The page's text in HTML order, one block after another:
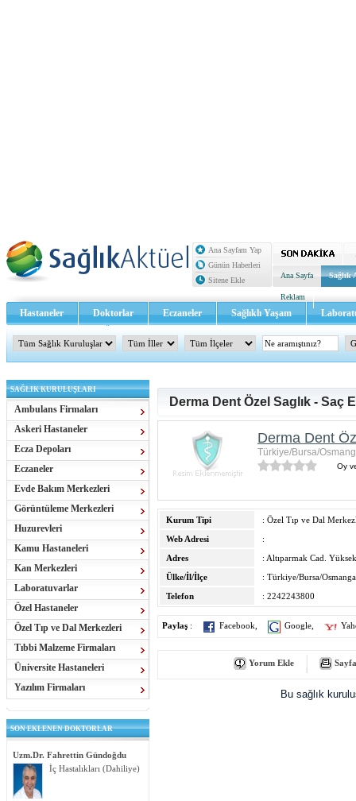
Ana Sayfam Yap
Günün Haberleri
Sitene Ekle
Ana Sayfa Sağlık
Reklam
Hastaneler Doktorlar Eczaneler Sağlıklı Yaşam
Sağlık TV - Video İletişim
SAĞLIK KURULUŞLARI
Ambulans Firmaları
Askeri Hastaneler
Ecza Depoları
Eczaneler
Evde Bakım Merkezleri
Görüntüleme Merkezleri
Huzurevleri
Kamu Hastaneleri
Kan Merkezleri
Laboratuvarlar
Özel Hastaneler
Özel Tıp ve Dal Merkezleri
Tıbbi Malzeme Firmaları
Üniversite Hastaneleri
Yazılım Firmaları
SON EKLENEN DOKTORLAR
Uzm.Dr. Fahrettin Gündoğdu
İç Hastalıkları (Dahiliye)
Derma Dent Özel Saglık - Saç
Derma Dent
Türkiye/Bursa/
Oy
Kurum Tipi
: Özel Tıp ve Dal
Web Adresi
:
Adres
: Altıparmak Cad.
Ülke/İl/İlçe
: Türkiye/Bursa/
Telefon
: 2242243800
Paylaş : Facebook Google
Yorum Ekle
Bu sağlık